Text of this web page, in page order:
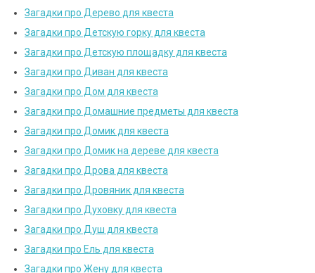
Загадки про Дерево для квеста
Загадки про Детскую горку для квеста
Загадки про Детскую площадку для квеста
Загадки про Диван для квеста
Загадки про Дом для квеста
Загадки про Домашние предметы для квеста
Загадки про Домик для квеста
Загадки про Домик на дереве для квеста
Загадки про Дрова для квеста
Загадки про Дровяник для квеста
Загадки про Духовку для квеста
Загадки про Душ для квеста
Загадки про Ель для квеста
Загадки про Жену для квеста